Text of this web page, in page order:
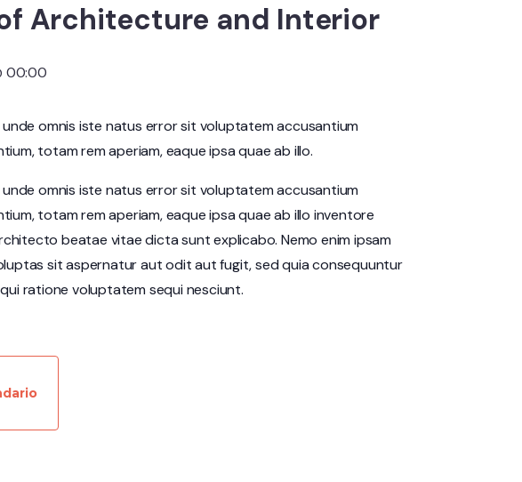
Architecture and Interior
00:00
omnis iste natus error sit voluptatem accusantium
totam rem aperiam, eaque ipsa quae ab illo.
omnis iste natus error sit voluptatem accusantium
totam rem aperiam, eaque ipsa quae ab illo inventore
beatae vitae dicta sunt explicabo. Nemo enim ipsam
sit aspernatur aut odit aut fugit, sed quia consequuntur
ratione voluptatem sequi nesciunt.